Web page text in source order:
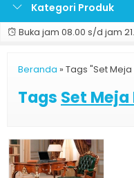
Kategori Produk
Buka jam 08.00 s/d jam
Beranda » Tags "Set
Tags Set